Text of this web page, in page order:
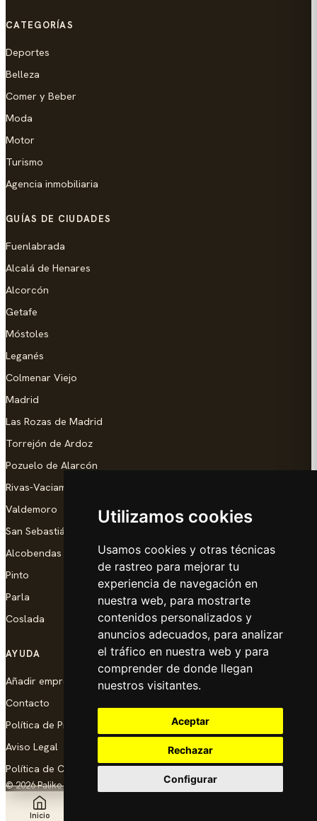
Utilizamos cookies
Usamos cookies y otras técnicas
de rastreo para mejorar tu
experiencia de navegación en
nuestra web, para mostrarte
contenidos personalizados y
anuncios adecuados, para analizar
el tráfico en nuestra web y para
comprender de donde llegan
nuestros visitantes.
Aceptar
Rechazar
Configurar
CATEGORÍAS
Deportes
Belleza
Comer y Beber
Moda
Motor
Turismo
Agencia inmobiliaria
GUÍAS DE CIUDADES
Fuenlabrada
Alcalá de Henares
Alcorcón
Getafe
Móstoles
Leganés
Colmenar Viejo
Madrid
Las Rozas de Madrid
Torrejón de Ardoz
Pozuelo de Alarcón
Rivas-Vaciamadrid
Valdemoro
San Sebastián de los Reyes
Alcobendas
Pinto
Parla
Coslada
AYUDA
Añadir empresa
Contacto
Política de Privacidad
Aviso Legal
Política de Cookies
© 2026 Palike Networks, S.L.U. Hecho con cariño en Coslada
Inicio